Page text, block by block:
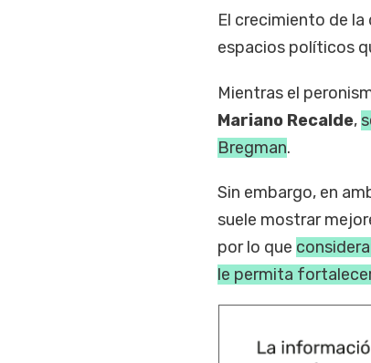
El crecimiento de
espacios políticos
Mientras el
Mariano Recalde,
Bregman.
Sin embargo, en
suele mostrar
por lo que
le permita